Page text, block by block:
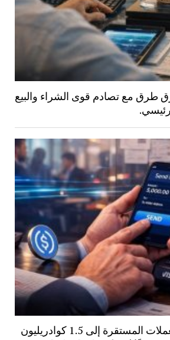
طرق مع تصادم قوى الشراء والبيع
قد تصل تدفقات العملات المستقرة إلى 1.5 كوادريليون